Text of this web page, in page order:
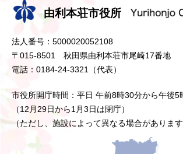
由利本荘市役所
法人番号：5000020052108
〒015-8501 秋田県由利本荘市尾崎17番地
電話：0184-24-3321（代表）
市役所開庁時間：平日 午前8時30分から午後5
（12月29日から1月3日は閉庁）
（ただし、施設によって異なる場合があります